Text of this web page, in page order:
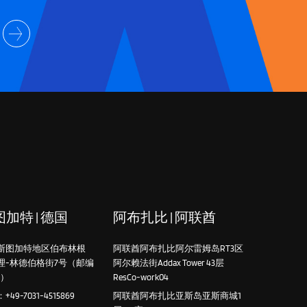
加特 | 德国
图加特地区伯布林根
-林德伯格街7号（邮编
+49-7031-4515869
阿布扎比 | 阿联酋
阿联酋阿布扎比阿尔雷姆岛RT3区
阿尔赖法街Addax Tower 43层
ResCo-work04
阿联酋阿布扎比亚斯岛亚斯商城1